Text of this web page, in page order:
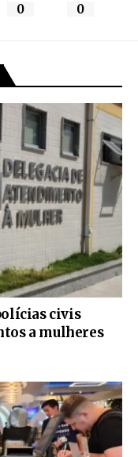
0 0
civis
a mulheres